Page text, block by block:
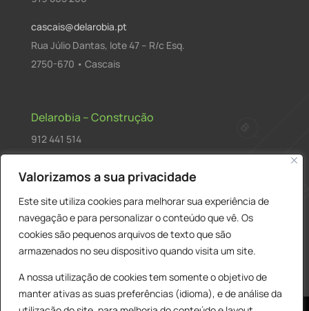
Valorizamos a sua privacidade
Este site utiliza cookies para melhorar sua experiência de
navegação e para personalizar o conteúdo que vê. Os
cookies são pequenos arquivos de texto que são
armazenados no seu dispositivo quando visita um site.
A nossa utilização de cookies tem somente o objetivo de
manter ativas as suas preferências (idioma), e de análise da
cascais@delarobia.pt
Rua Júlio Dantas, lote 47 – R/c Esq.
2750-670 • Cascais
Delarobia – Construção
912 441 514
R. António Andrade, 1171
2820-287 • Charneca de Caparica
Products
search PESQUISAR